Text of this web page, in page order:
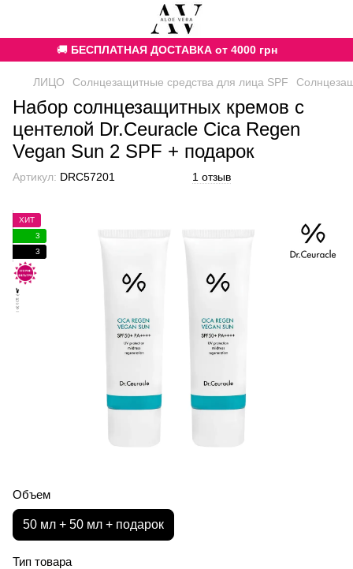
🚚 БЕСПЛАТНАЯ ДОСТАВКА от 4000 грн
ЛИЦО Солнцезащитные средства для лица SPF
Набор солнцезащитных кремов с
центелой Dr.Ceuracle Cica Regen
Vegan Sun 2 SPF + подарок
Артикул: DRC57201 1 отзыв
ХИТ
3
3
Объем
50 мл + 50 мл + подарок
Тип товара